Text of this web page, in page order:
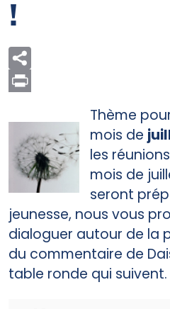
!
Thème
mois de
les
mois de
seront
jeunesse, nous vous
dialoguer autour de la
du commentaire de
table ronde qui suivent.